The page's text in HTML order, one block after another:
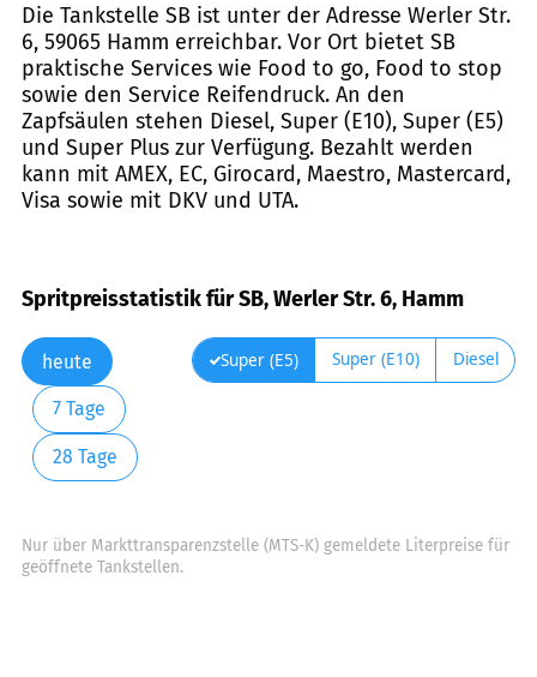
Die Tankstelle SB ist unter der Adresse Werler Str.
6, 59065 Hamm erreichbar. Vor Ort bietet SB
praktische Services wie Food to go, Food to stop
sowie den Service Reifendruck. An den
Zapfsäulen stehen Diesel, Super (E10), Super (E5)
und Super Plus zur Verfügung. Bezahlt werden
kann mit AMEX, EC, Girocard, Maestro, Mastercard,
Visa sowie mit DKV und UTA.
Spritpreisstatistik für SB, Werler Str. 6, Hamm
heute
7 Tage
28 Tage
Super (E5) Super (E10) Diesel
Nur über Markttransparenzstelle (MTS-K) gemeldete Literpreise für
geöffnete Tankstellen.